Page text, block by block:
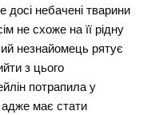
досі небачені тварини
не схоже на її рідну
незнайомець рятує
з цього
потрапила у
адже має стати